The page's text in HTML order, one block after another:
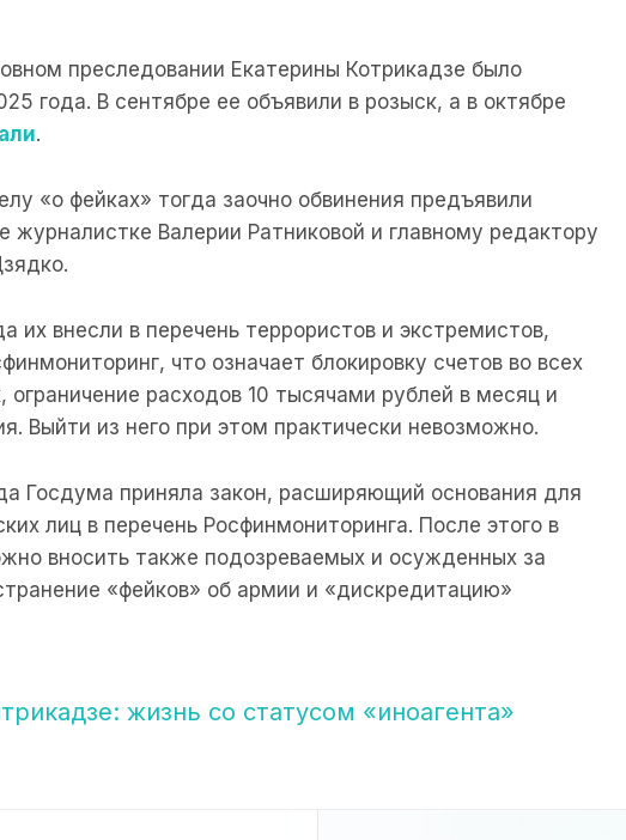
преследовании Екатерины Котрикадзе было
года. В сентябре ее объявили в розыск, а в октябре
.
«о фейках» тогда заочно обвинения предъявили
журналистке Валерии Ратниковой и главному редактору
их внесли в перечень террористов и экстремистов,
что означает блокировку счетов во всех
ограничение расходов 10 тысячами рублей в месяц и
Выйти из него при этом практически невозможно.
Госдума приняла закон, расширяющий основания для
лиц в перечень Росфинмониторинга. После этого в
вносить также подозреваемых и осужденных за
«фейков» об армии и «дискредитацию»
жизнь со статусом «иноагента»